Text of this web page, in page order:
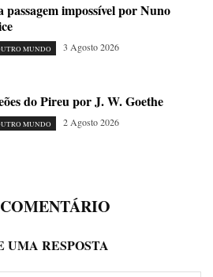
passagem impossível por Nuno
MUNDO 3 Agosto 2026
do Pireu por J. W. Goethe
MUNDO 2 Agosto 2026
UMA RESPOSTA